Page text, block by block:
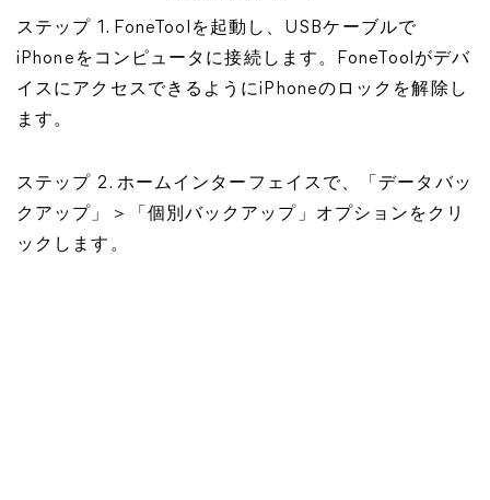
ステップ 1. FoneToolを起動し、USBケーブルで
iPhoneをコンピュータに接続します。FoneToolがデバ
イスにアクセスできるようにiPhoneのロックを解除し
ます。
ステップ 2. ホームインターフェイスで、「データバッ
クアップ」＞「個別バックアップ」オプションをクリ
ックします。